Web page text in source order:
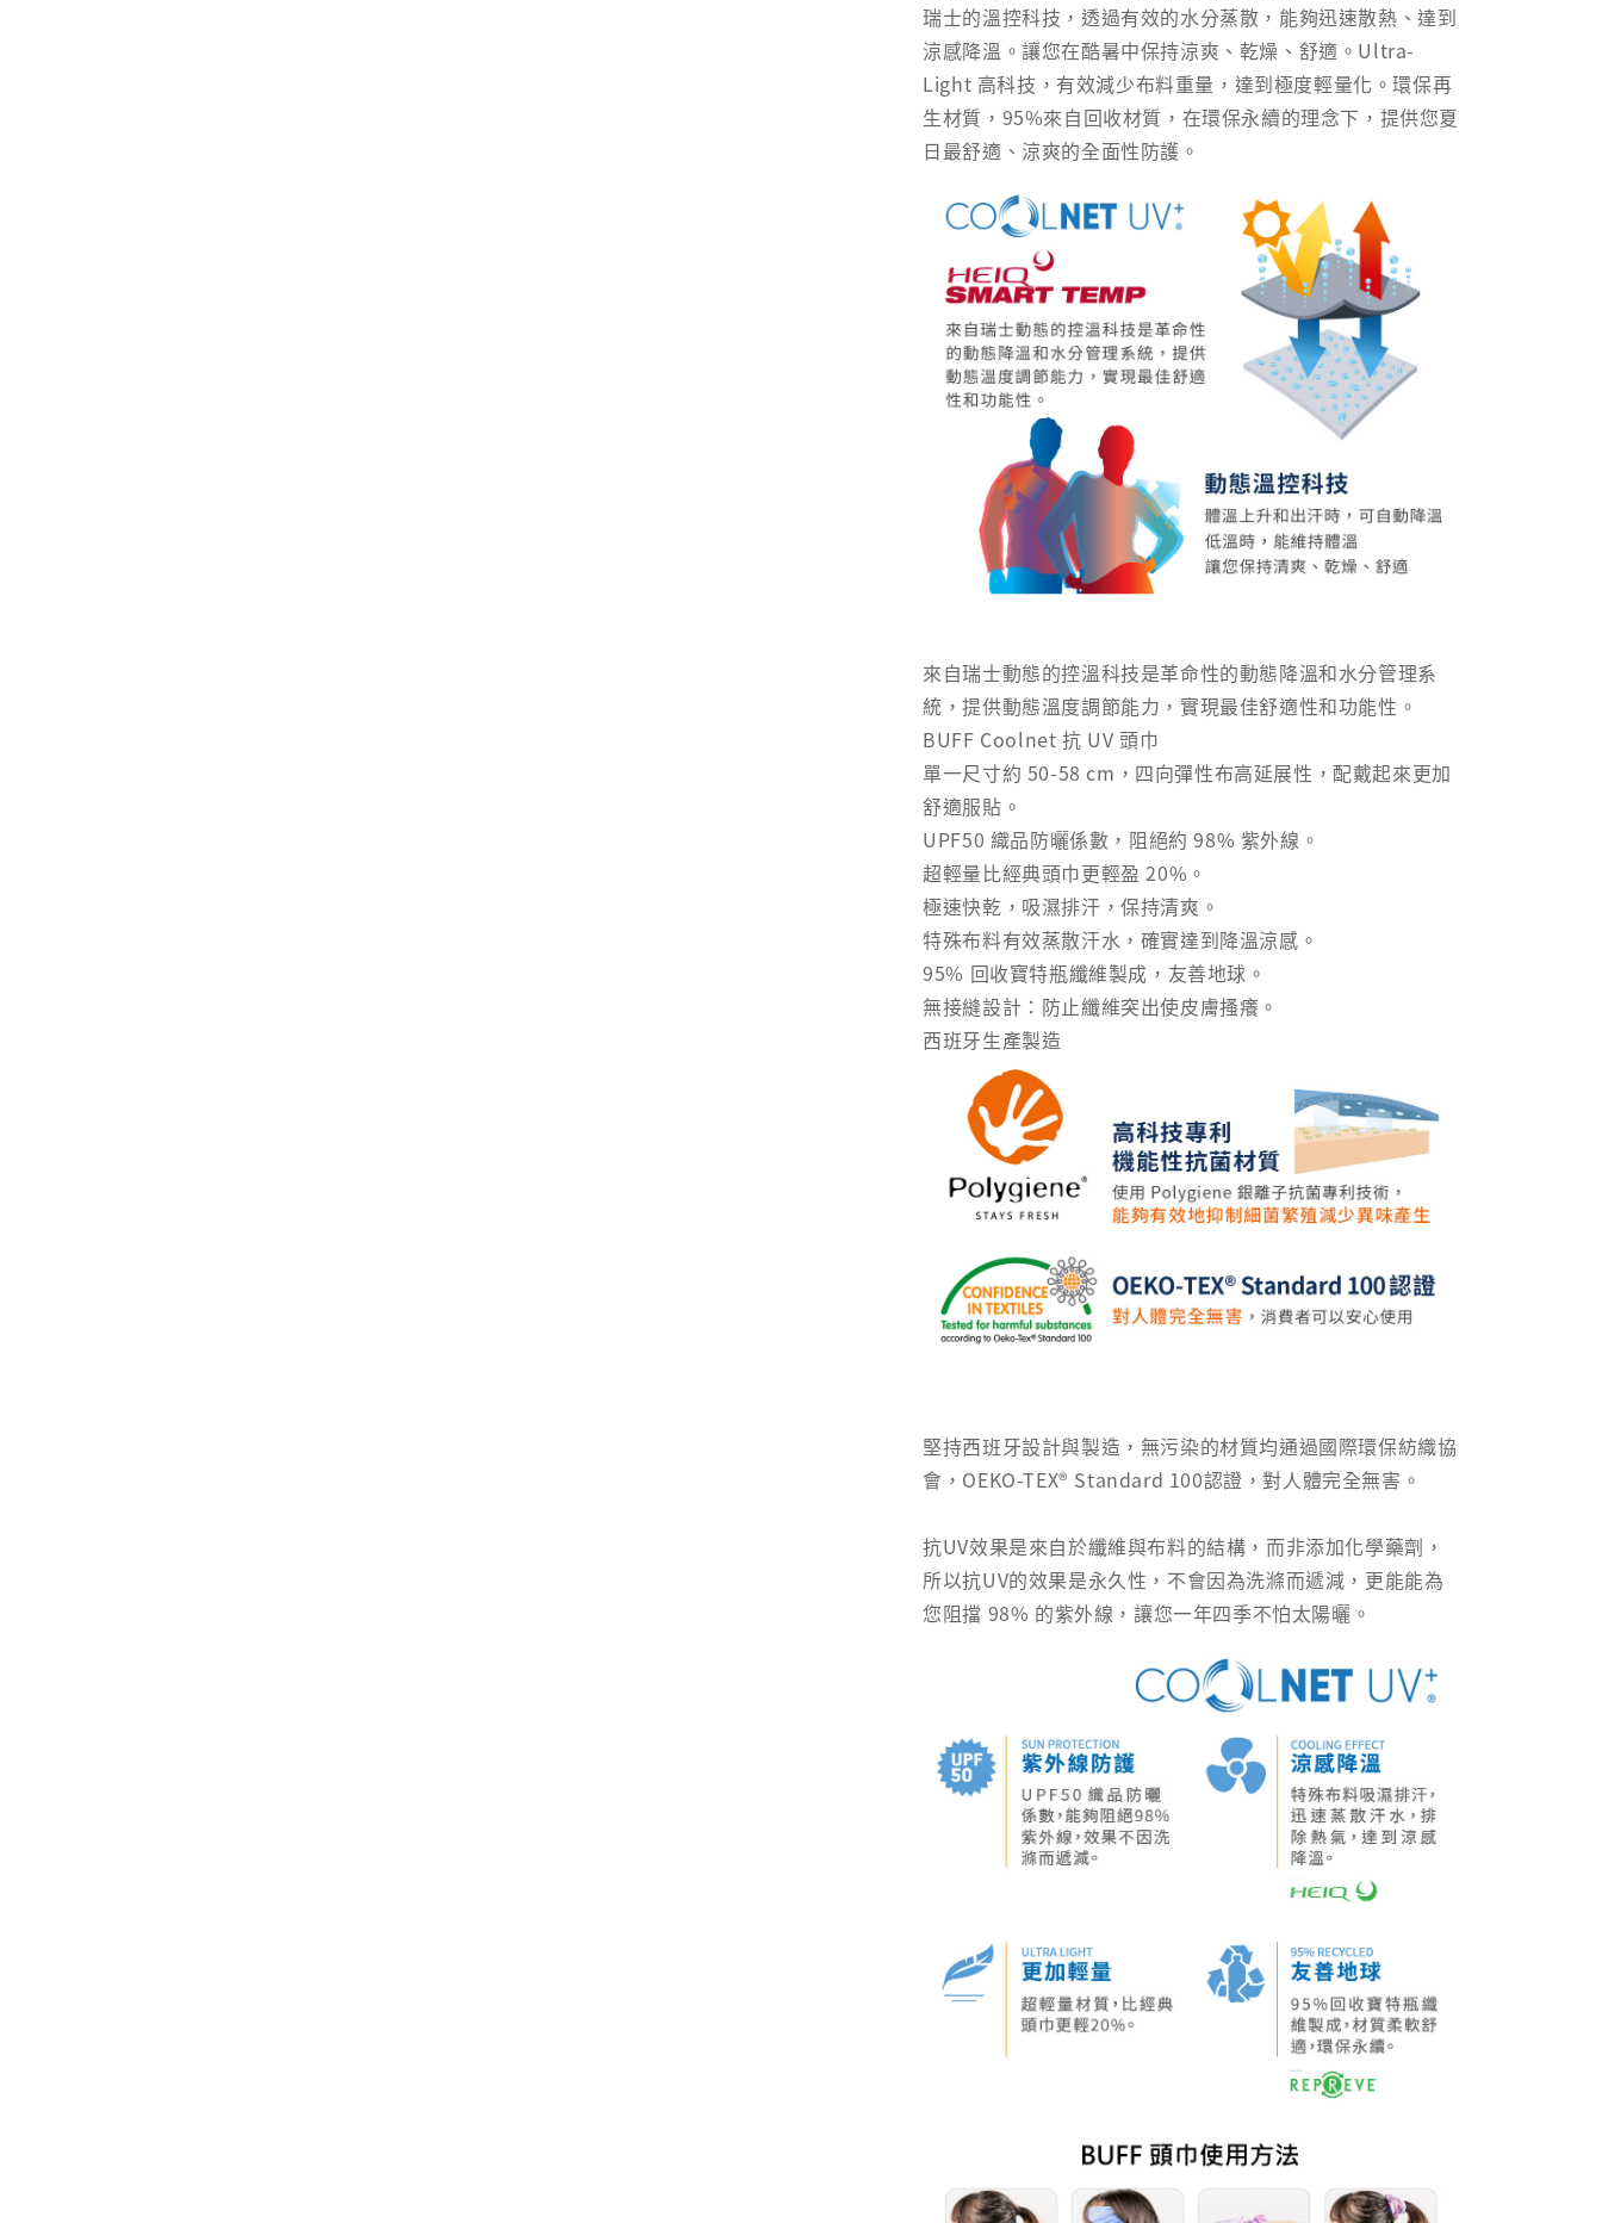
瑞士的溫控科技，透過有效的水分蒸散，能夠迅速散熱、達到
涼感降溫。讓您在酷暑中保持涼爽、乾燥、舒適。Ultra-
Light 高科技，有效減少布料重量，達到極度輕量化。環保再
生材質，95%來自回收材質，在環保永續的理念下，提供您夏
日最舒適、涼爽的全面性防護。
來自瑞士動態的控溫科技是革命性的動態降溫和水分管理系
統，提供動態溫度調節能力，實現最佳舒適性和功能性。
BUFF Coolnet 抗 UV 頭巾
單一尺寸約 50-58 cm，四向彈性布高延展性，配戴起來更加
舒適服貼。
UPF50 織品防曬係數，阻絕約 98% 紫外線。
超輕量比經典頭巾更輕盈 20%。
極速快乾，吸濕排汗，保持清爽。
特殊布料有效蒸散汗水，確實達到降溫涼感。
95% 回收寶特瓶纖維製成，友善地球。
無接縫設計：防止纖維突出使皮膚搔癢。
西班牙生產製造
堅持西班牙設計與製造，無污染的材質均通過國際環保紡織協
會，OEKO-TEX® Standard 100認證，對人體完全無害。
抗UV效果是來自於纖維與布料的結構，而非添加化學藥劑，
所以抗UV的效果是永久性，不會因為洗滌而遞減，更能能為
您阻擋 98% 的紫外線，讓您一年四季不怕太陽曬。